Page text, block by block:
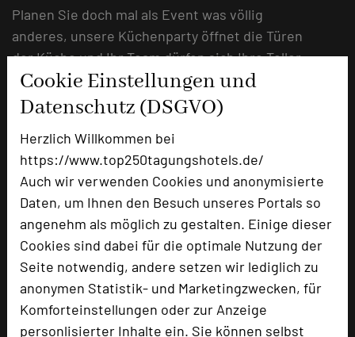
Cookie Einstellungen und
Datenschutz (DSGVO)
Herzlich Willkommen bei
https://www.top250tagungshotels.de/
Auch wir verwenden Cookies und anonymisierte
Daten, um Ihnen den Besuch unseres Portals so
angenehm als möglich zu gestalten. Einige dieser
Cookies sind dabei für die optimale Nutzung der
Seite notwendig, andere setzen wir lediglich zu
anonymen Statistik- und Marketingzwecken, für
Komforteinstellungen oder zur Anzeige
personlisierter Inhalte ein. Sie können selbst
Planen Sie doch mal als Event was völlig
anderes, unsere Küchenparty öffnet die Türen
der Küche und Ihr Team dürfen sich Ihre Teller
direkt beim Koch vom Herd anrichten lassen.
Es gibt verschiedene Getränkestationen und
keine feste Sitzplatzverteilung. Es läuft gute
Partymusik und die Stimmung ist sowohl bei
den Gästen als auch in unserem Team lebendig
und voller Lebensfreude.
Wir lassen Ihren Traum zur Realität werden.
Ganz individuell.
Durch unseren Flexiblen Tagungsbereich,
lassen sich die Räume so gestalten wie Sie
diese brauchen.